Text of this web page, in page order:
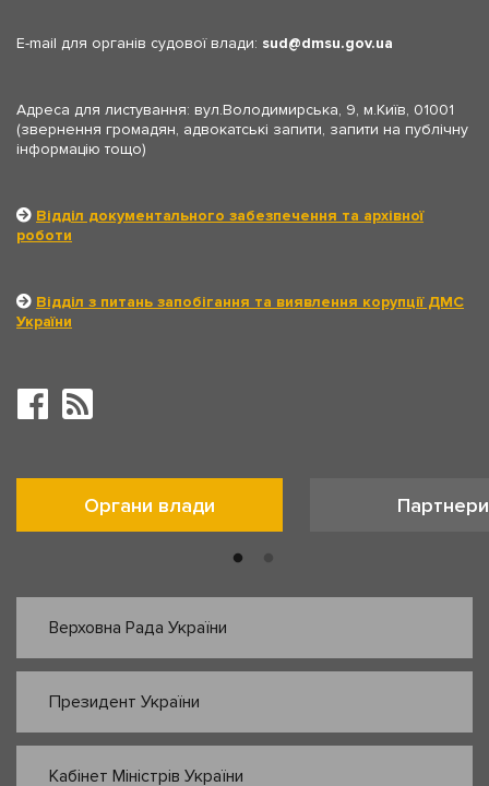
E-mail для органів судової влади: sud dmsu.gov.ua
Адреса для листування: вул.Володимирська, 9, м.Київ, 01001
(звернення громадян, адвокатські запити, запити на публічну
інформацію тощо)
Відділ документального забезпечення та архівної
роботи
Відділ з питань запобігання та виявлення корупції ДМС
України
Органи влади Партнери
Верховна Рада України
Президент України
Кабінет Міністрів України